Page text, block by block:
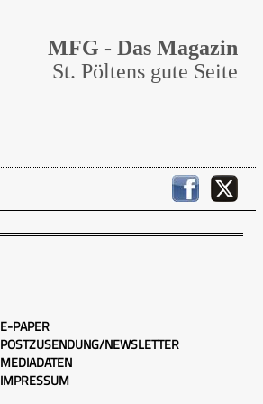
MFG - Das Magazin
St. Pöltens gute Seite
E-PAPER
POSTZUSENDUNG/NEWSLETTER
MEDIADATEN
IMPRESSUM